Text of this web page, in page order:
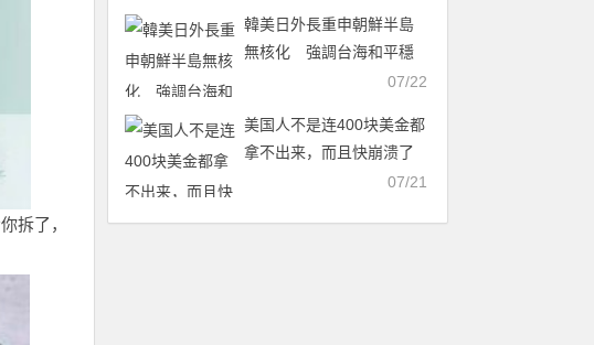
拆了，
韓美日外長重申朝鮮半島
無核化 強調台海和平穩
07/22
美国人不是连400块美金都
拿不出来，而且快崩溃了
么？为什么世界杯场场爆
07/21